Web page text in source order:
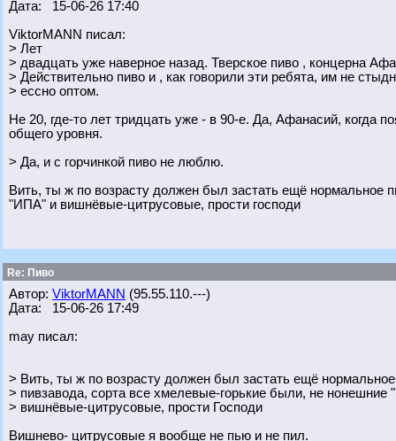
Дата: 15-06-26 17:40
ViktorMANN писал:
> Лет
> двадцать уже наверное назад. Тверское пиво , концерна
> Действительно пиво и , как говорили эти ребята, им не
> ессно оптом.
Не 20, где-то лет тридцать уже - в 90-е. Да, Афанасий, когда
общего уровня.
> Да, и с горчинкой пиво не люблю.
Вить, ты ж по возрасту должен был застать ещё нормальное
"ИПА" и вишнёвые-цитрусовые, прости господи
Re: Пиво
Автор: ViktorMANN (95.55.110.---)
Дата: 15-06-26 17:49
may писал:
> Вить, ты ж по возрасту должен был застать ещё нормальное
> пивзавода, сорта все хмелевые-горькие были, не нонешние
> вишнёвые-цитрусовые, прости Господи
Вишнево- цитрусовые я вообще не пью и не пил.